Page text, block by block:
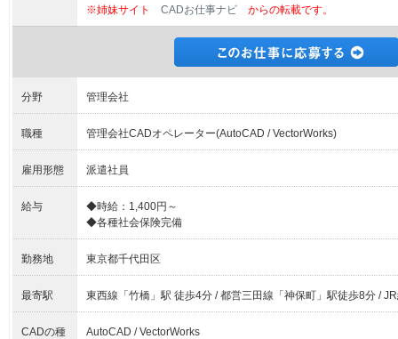
※姉妹サイト CADお仕事ナビ からの転載です。
分野 管理会社
職種 管理会社CADオペレーター(AutoCAD / VectorWorks)
雇用形態 派遣社員
給与
◆時給：1,400円～
◆各種社会保険完備
勤務地 東京都千代田区
最寄駅 東西線「竹橋」駅 徒歩4分 / 都営三田線「神保町」駅徒歩8分 /
CADの種
AutoCAD / VectorWorks